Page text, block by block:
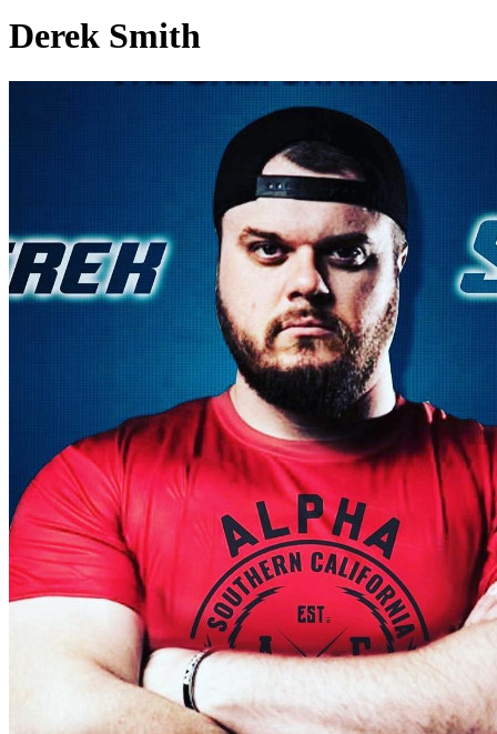
Derek Smith